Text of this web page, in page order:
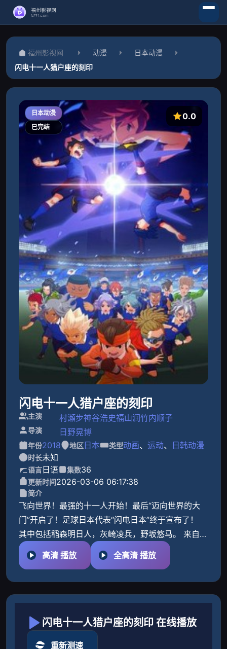
福州影视网 动漫
日本动漫
闪电十一人猎户座的刻印
日本动漫
已完结
0.0
闪电十一人猎户座的刻印
主演 村瀬步神谷浩史福山润竹内顺子
导演 日野晃博
年份2018 地区 日本 类型动画、 运动、 日韩动漫
时长未知
语言日语 集数36
更新时间2026-03-06 06:17:38
简介
飞向世界！最强的十一人开始！最后“迈向世界的大
门”开启了！足球日本代表“闪电日本”终于宣布了！
其中包括稲森明日人，灰崎凌兵，野坂悠马。 来自不
同学校的菁英选手聚集在一起。 此外还增加了一个与
海外
高清 播放 全高清 播放
闪电十一人猎户座的刻印 在线播放
重新测速